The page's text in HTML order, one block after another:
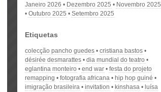
Janeiro 2026
Dezembro 2025
Novembro 2025
Outubro 2025
Setembro 2025
Etiquetas
colecção pancho guedes
cristiana bastos
désirée desmarattes
dia mundial do teatro
eglantina monteiro
end war
festa do projeto
remapping
fotografia africana
hip hop guiné
imigração brasileira
invitation kinshasa
luísa